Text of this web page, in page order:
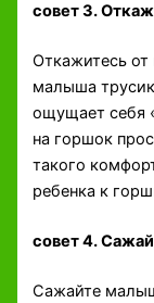
совет 3.
Откажитесь от
малыша
ощущает себя
на горшок
такого
ребенка к
совет 4.
Сажайте